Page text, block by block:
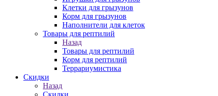
Клетки для грызунов
Корм для грызунов
Наполнители для клеток
Товары для рептилий
Назад
Товары для рептилий
Корм для рептилий
Террариумистика
Скидки
Назад
Скидки